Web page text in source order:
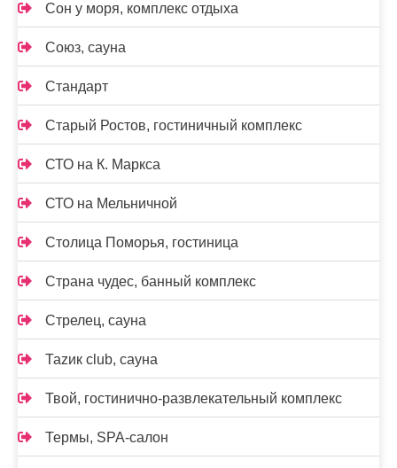
Сон у моря, комплекс отдыха
Союз, сауна
Стандарт
Старый Ростов, гостиничный комплекс
СТО на К. Маркса
СТО на Мельничной
Столица Поморья, гостиница
Страна чудес, банный комплекс
Стрелец, сауна
Таzик club, сауна
Твой, гостинично-развлекательный комплекс
Термы, SPA-салон